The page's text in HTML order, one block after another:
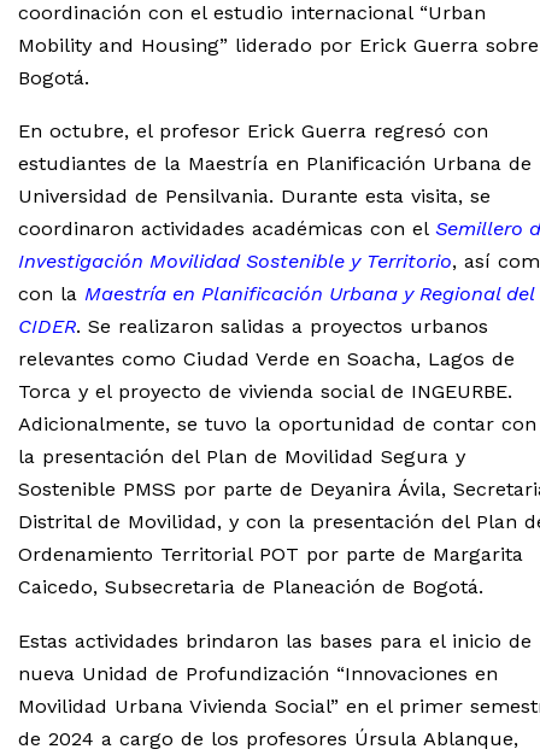
coordinación con el estudio internacional “Urban
Mobility and Housing” liderado por Erick Guerra sobre
Bogotá.
En octubre, el profesor Erick Guerra regresó con
estudiantes de la Maestría en Planificación Urbana de
Universidad de Pensilvania. Durante esta visita, se
coordinaron actividades académicas con el Semillero
Investigación Movilidad Sostenible y Territorio, así
con la Maestría en Planificación Urbana y Regional del
CIDER. Se realizaron salidas a proyectos urbanos
relevantes como Ciudad Verde en Soacha, Lagos de
Torca y el proyecto de vivienda social de INGEURBE.
Adicionalmente, se tuvo la oportunidad de contar con
la presentación del Plan de Movilidad Segura y
Sostenible PMSS por parte de Deyanira Ávila,
Distrital de Movilidad, y con la presentación del Plan
Ordenamiento Territorial POT por parte de Margarita
Caicedo, Subsecretaria de Planeación de Bogotá.
Estas actividades brindaron las bases para el inicio de
nueva Unidad de Profundización “Innovaciones en
Movilidad Urbana Vivienda Social” en el primer
de 2024 a cargo de los profesores Úrsula Ablanque,